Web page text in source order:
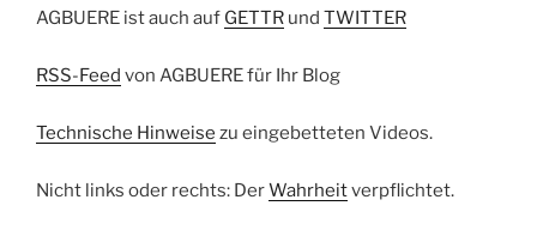
AGBUERE ist auch auf GETTR und TWITTER
RSS-Feed von AGBUERE für Ihr Blog
Technische Hinweise zu eingebetteten Videos.
Nicht links oder rechts: DerWahrheitverpflichtet.